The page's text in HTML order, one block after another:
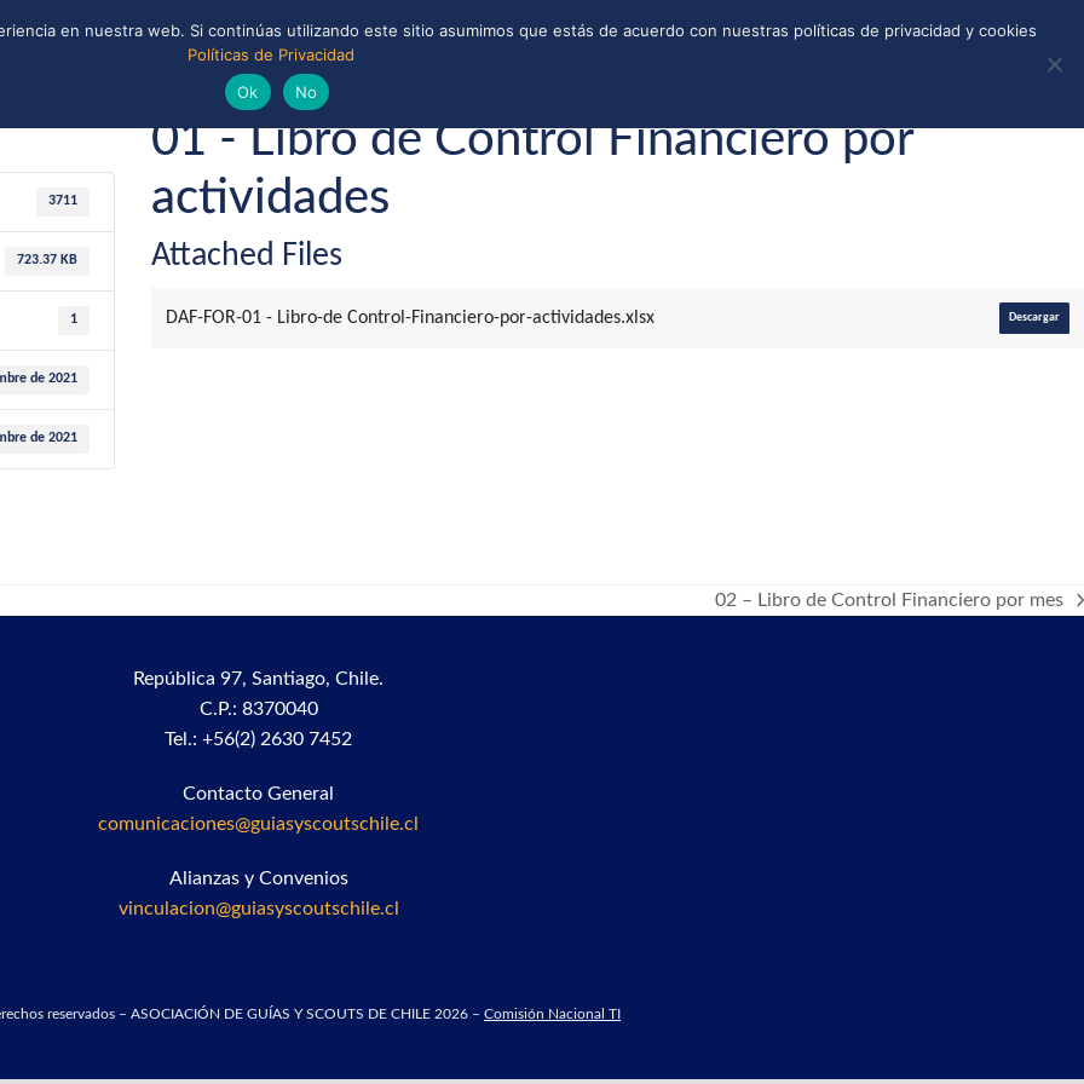
TIENDA CALLEJONES DONAR
CONVENIOS Y ALIANZAS
BIBLIOTECA
Guías y Scouts de Chile
3711
723.37 KB
1
de 2021
de 2021
01 - Libro de Control Financiero por
actividades
Attached Files
DAF-FOR-01 - Libro-de Control-Financiero-por-actividades.xlsx Descargar
next
02 – Libro de Control Financiero por mes
República 97,Santiago, Chile.
C.P.: 8370040
Tel.: +56(2) 2630 7452
Contacto General
comunicaciones@guiasyscoutschile.cl
Alianzas y Convenios
vinculacion@guiasyscoutschile.cl
reservados – ASOCIACIÓN DE GUÍAS Y SCOUTS DE CHILE 2026 – Comisión Nacional TI
en nuestra web. Si continúas utilizando este sitio asumimos que estás de acuerdo con nuestras políticas de privacidad y cookies
Políticas de Privacidad
Ok
No